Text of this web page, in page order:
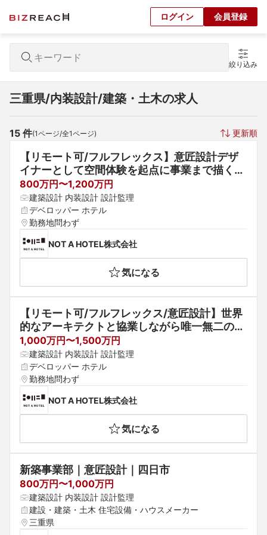
ログイン 会員登録
絞り込み
三重県/内装設計/建築・土木の求人
15 件(1ページ/全1ページ) 更新順
【リモート可/フルフレックス】意匠設計デザ
イナーとして空間体験を起点に事業まで描く｜
自社設計プロジェクト多数
800万円〜1,200万円
建築設計 内装設計 設計監理
デベロッパー ホテル
勤務地問わず
NOT A HOTEL株式会社
気になる
【リモート可/フルフレックス/意匠設計】世界
的なアーキテクトと協業しながら唯一無二の建
築を生み出すデザイナー
1,000万円〜1,500万円
建築設計 内装設計 設計監理
デベロッパー ホテル
勤務地問わず
NOT A HOTEL株式会社
気になる
新築事業部｜意匠設計｜四日市
800万円〜1,000万円
建築設計 内装設計 設計監理
建設・建築・土木 住宅設備・ハウスメーカー
三重県